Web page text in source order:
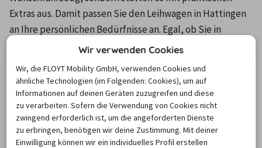
Extras aus. Damit passen Sie den Leihwagen in Hattingen
an Ihre persönlichen Bedürfnisse an. Egal, ob Sie in
Hattingen bleiben oder umliegende Städte im
Stressfrei gelangen Sie mit einem GPS
Navigationssystem an jedes Ziel. Ganz bequem sind Sie in
Hattingen mit dem Mietwagen unterwegs, wenn Sie sich
hinter dem Steuer abwechseln. Dazu filtern Sie die
Ergebnisliste nach Angeboten, bei denen ein
Wir verwenden Cookies
Wir, die FLOYT Mobility GmbH, verwenden Cookies und
ähnliche Technologien (im Folgenden: Cookies), um auf
Informationen auf deinen Geräten zuzugreifen und diese
zu verarbeiten. Sofern die Verwendung von Cookies nicht
zwingend erforderlich ist, um die angeforderten Dienste
zu erbringen, benötigen wir deine Zustimmung. Mit deiner
Einwilligung können wir ein individuelles Profil erstellen